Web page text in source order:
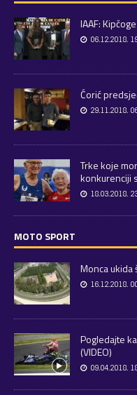
IAAF:
06.12.2018.
Ćorić
29.11.2018.
Trke koje
konkurenciji
18.03.2018.
MOTO SPORT
Monca ukida
16.12.2018.
Pogledajte
(VIDEO)
09.04.2018.